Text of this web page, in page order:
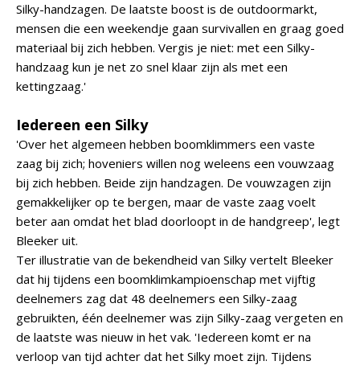
Silky-handzagen. De laatste boost is de outdoormarkt,
mensen die een weekendje gaan survivallen en graag goed
materiaal bij zich hebben. Vergis je niet: met een Silky-
handzaag kun je net zo snel klaar zijn als met een
kettingzaag.'
Iedereen een Silky
'Over het algemeen hebben boomklimmers een vaste
zaag bij zich; hoveniers willen nog weleens een vouwzaag
bij zich hebben. Beide zijn handzagen. De vouwzagen zijn
gemakkelijker op te bergen, maar de vaste zaag voelt
beter aan omdat het blad doorloopt in de handgreep', legt
Bleeker uit.
Ter illustratie van de bekendheid van Silky vertelt Bleeker
dat hij tijdens een boomklimkampioenschap met vijftig
deelnemers zag dat 48 deelnemers een Silky-zaag
gebruikten, één deelnemer was zijn Silky-zaag vergeten en
de laatste was nieuw in het vak. 'Iedereen komt er na
verloop van tijd achter dat het Silky moet zijn. Tijdens